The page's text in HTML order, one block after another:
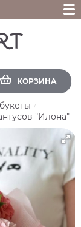
КОРЗИНА
"Илона"